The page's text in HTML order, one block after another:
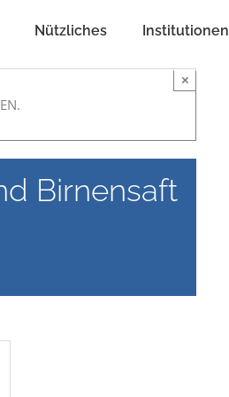
Nützliches Institutionen
×
Birnensaft